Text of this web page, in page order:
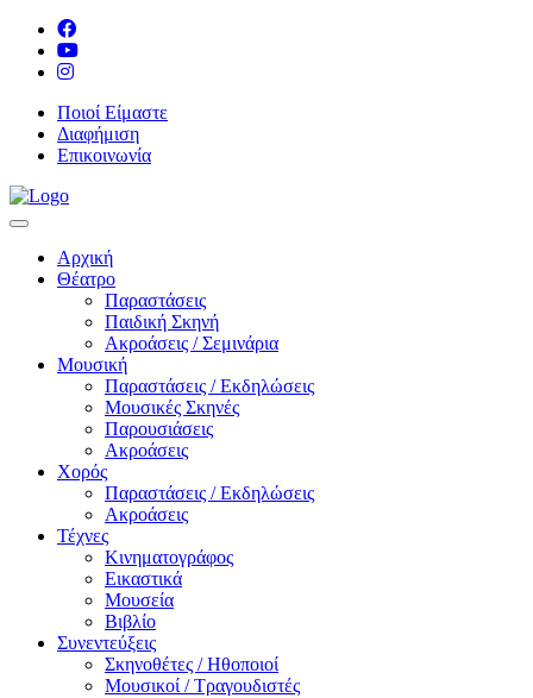
Ποιοί Είμαστε
Διαφήμιση
Επικοινωνία
Αρχική
Θέατρο
Παραστάσεις
Παιδική Σκηνή
Ακροάσεις / Σεμινάρια
Μουσική
Παραστάσεις / Εκδηλώσεις
Μουσικές Σκηνές
Παρουσιάσεις
Ακροάσεις
Χορός
Παραστάσεις / Εκδηλώσεις
Ακροάσεις
Τέχνες
Κινηματογράφος
Εικαστικά
Μουσεία
Βιβλίο
Συνεντεύξεις
Σκηνοθέτες / Ηθοποιοί
Μουσικοί / Τραγουδιστές